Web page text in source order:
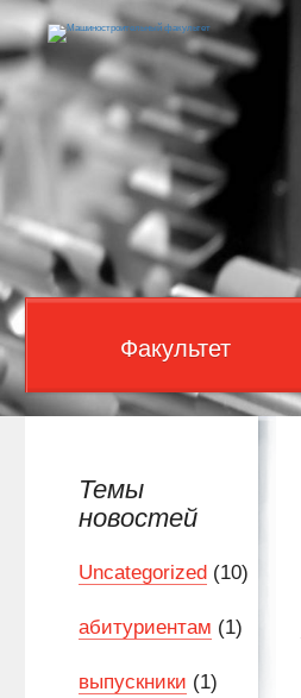
Факультет
Темы
новостей
Uncategorized(10)
абитуриентам (1)
выпускники (1)